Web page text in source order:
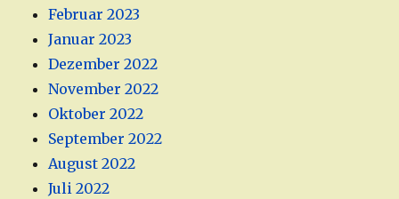
Februar 2023
Januar 2023
Dezember 2022
November 2022
Oktober 2022
September 2022
August 2022
Juli 2022